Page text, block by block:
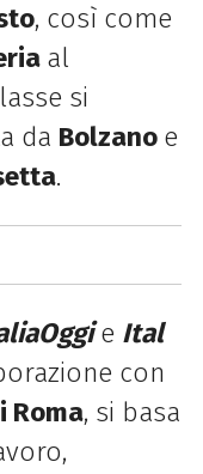
, così come
al
si
da Bolzano e
.
e Ital
con
Roma, si basa